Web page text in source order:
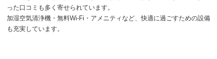
った口コミも多く寄せられています。
加湿空気清浄機・無料Wi-Fi・アメニティなど、快適に過ごすための設備
も充実しています。